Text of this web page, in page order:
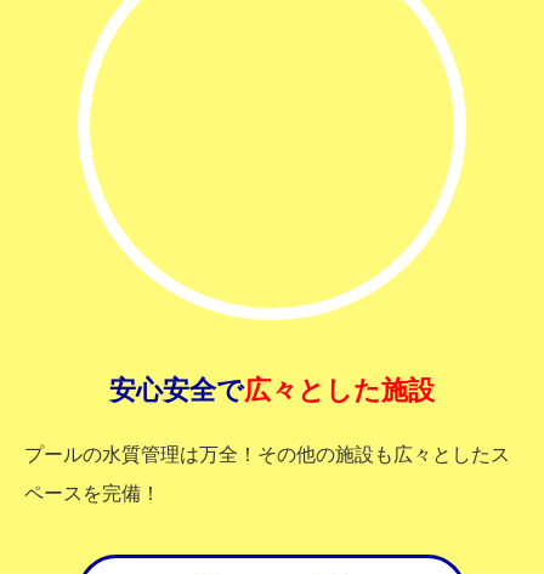
安心安全で広々とした施設
プールの水質管理は万全！その他の施設も広々としたス
ペースを完備！